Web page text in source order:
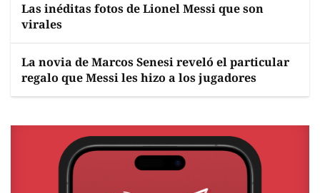
Las inéditas fotos de Lionel Messi que son
virales
La novia de Marcos Senesi reveló el particular
regalo que Messi les hizo a los jugadores